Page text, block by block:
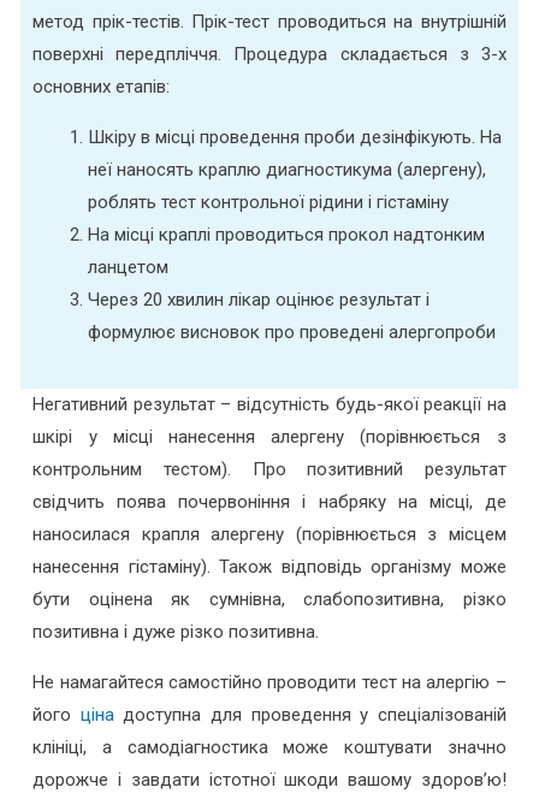
метод прік-тестів. Прік-тест проводиться на внутрішній
поверхні передпліччя. Процедура складається з 3-х
основних етапів:
Шкіру в місці проведення проби дезінфікують. На
неї наносять краплю диагностикума (алергену),
роблять тест контрольної рідини і гістаміну
На місці краплі проводиться прокол надтонким
ланцетом
Через 20 хвилин лікар оцінює результат і
формулює висновок про проведені алергопроби
Негативний результат – відсутність будь-якої реакції на
шкірі у місці нанесення алергену (порівнюється з
контрольним тестом). Про позитивний результат
свідчить поява почервоніння і набряку на місці, де
наносилася крапля алергену (порівнюється з місцем
нанесення гістаміну). Також відповідь організму може
бути оцінена як сумнівна, слабопозитивна, різко
позитивна і дуже різко позитивна.
Не намагайтеся самостійно проводити тест на алергію –
його цінадоступна для проведення у спеціалізованій
клініці, а самодіагностика може коштувати значно
дорожче і завдати істотної шкоди вашому здоров’ю!